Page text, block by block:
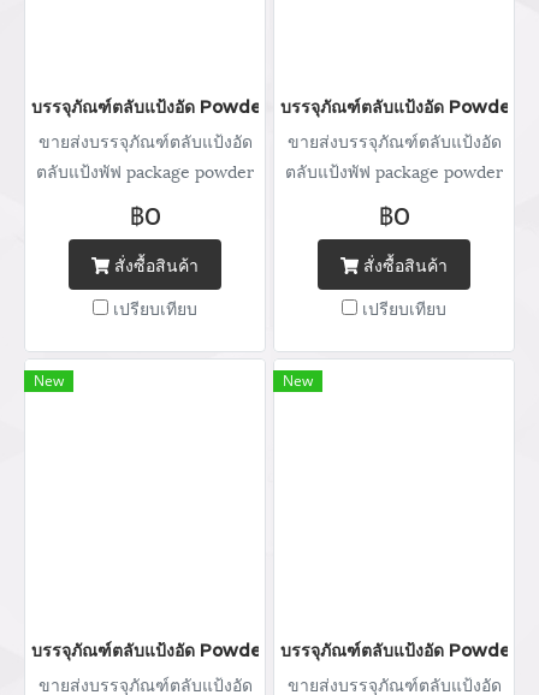
บรรจุภัณฑ์ตลับแป้งอัด Powder packaging / powder case ตลับแ
ขายส่งบรรจุภัณฑ์ตลับแป้งอัด
ตลับแป้งพัฟ package powder
กระปุกแป้ง จำหน่ายบรรจุภัณฑ์
เครื่องสำอางทุกประเภท Tel :
(+66) 020 462 506-105
Mobile: 083 828 9246 Email:
marketing@packingroom.com/
sale@packingroom.com/
฿0
สั่งซื้อสินค้า
เปรียบเทียบ
บรรจุภัณฑ์ตลับแป้งอัด Powder
ขายส่งบรรจุภัณฑ์ตลับแป้งอัด
ตลับแป้งพัฟ package powder
กระปุกแป้ง จำหน่ายบรรจุภัณฑ์
เครื่องสำอางทุกประเภท Tel :
(+66) 020 462 506-105
Mobile: 083 828 9246 Email:
marketing@packingroom.com/
sale@packingroom.com/
฿0
สั่งซื้อสินค้า
เปรียบเทียบ
New
บรรจุภัณฑ์ตลับแป้งอัด Powder packaging / powder case ตลับแ
ขายส่งบรรจุภัณฑ์ตลับแป้งอัด
New
บรรจุภัณฑ์ตลับแป้งอัด Powder
ขายส่งบรรจุภัณฑ์ตลับแป้งอัด